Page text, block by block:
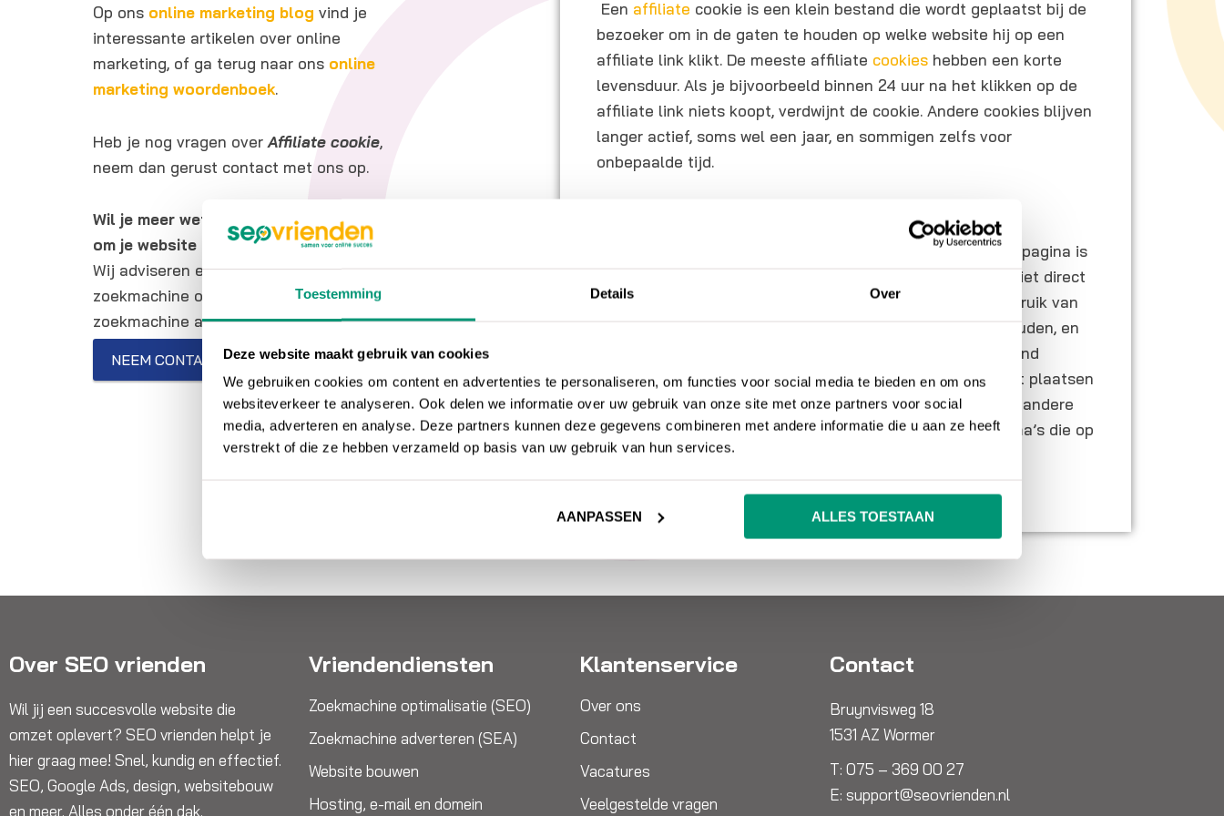
Toestemming Details Over
Deze website maakt gebruik van cookies
We gebruiken cookies om content en advertenties te personaliseren, om functies voor social media te bieden en om ons
websiteverkeer te analyseren. Ook delen we informatie over uw gebruik van onze site met onze partners voor social
media, adverteren en analyse. Deze partners kunnen deze gegevens combineren met andere informatie die u aan ze heeft
verstrekt of die ze hebben verzameld op basis van uw gebruik van hun services.
AANPASSEN ALLES TOESTAAN
Op ons online marketing blog vind je
interessante artikelen over online
marketing, of ga terug naar ons online
marketing woordenboek.
Heb je nog vragen over Affiliate cookie,
neem dan gerust contact met ons op.
Wil je meer weten over online marketing
om je website beter vindbaar te maken?
Wij adviseren en helpen je graag bij SEO
zoekmachine optimalisatie en SEA
zoekmachine adverteren.
NEEM CONTACT OP
Een affiliate cookie is een klein bestand die wordt geplaatst bij de
bezoeker om in de gaten te houden op welke website hij op een
affiliate link klikt. De meeste affiliate cookies hebben een korte
levensduur. Als je bijvoorbeeld binnen 24 uur na het klikken op de
affiliate link niets koopt, verdwijnt de cookie. Andere cookies blijven
langer actief, soms wel een jaar, en sommigen zelfs voor
onbepaalde tijd.
Niet meteen een aankoop
Een affiliate cookie laat zien hoe een klant bij de product pagina is
terecht gekomen. Het komt vaak voor dat een bezoeker niet direct
overgaat tot aankoop, maar later terug zal komen. Bij gebruik van
de bron website onthouden, en
zal de eigenaar van die website met een commissie beloond
worden. Het is mogelijk om veel geld te verdienen met het plaatsen
van advertenties op je website. Amazon maakt hier onder andere
veel gebruik van, en er zijn veel andere affiliate programma’s die op
ongeveer dezelfde manier werken.
Over SEO vrienden
Wil jij een succesvolle website die
omzet oplevert? SEO vrienden helpt je
hier graag mee! Snel, kundig en effectief.
SEO, Google Ads, design, websitebouw
en meer. Alles onder één dak.
Vriendendiensten
Zoekmachine optimalisatie (SEO)
Zoekmachine adverteren (SEA)
Website bouwen
Hosting, e-mail en domein
Klantenservice
Over ons
Contact
Vacatures
Veelgestelde vragen
Contact
Bruynvisweg 18
1531 AZ Wormer
T: 075 – 369 00 27
E: support@seovrienden.nl